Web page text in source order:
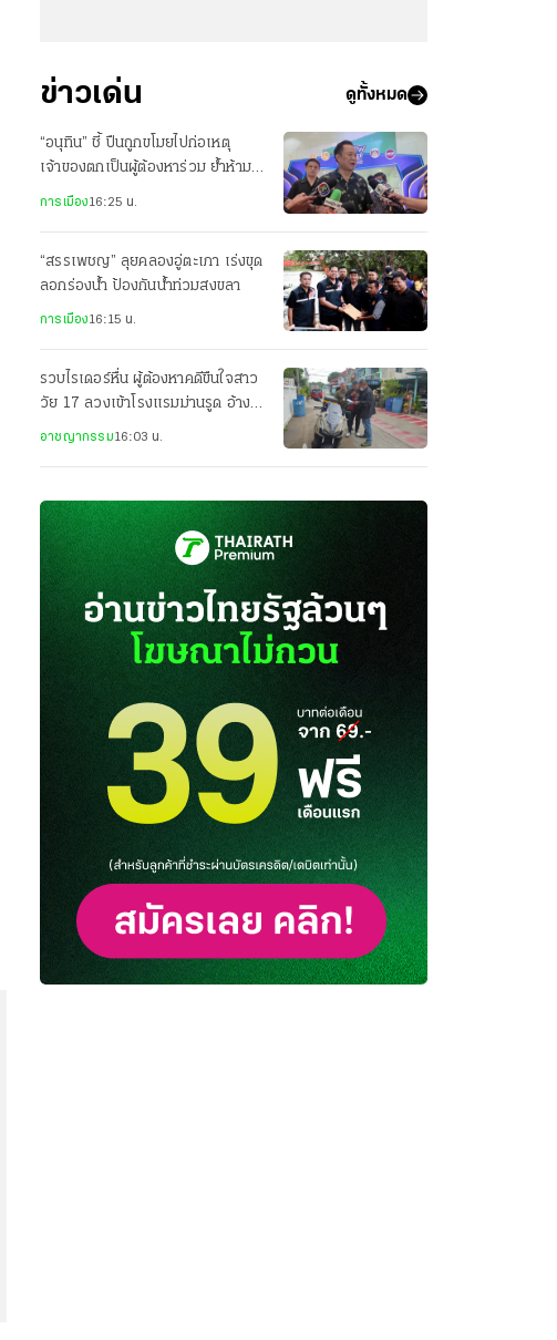
ข่าวเด่น ดูทั้งหมด
“อนุทิน” ชี้ ปืนถูกขโมยไปก่อเหตุ
เจ้าของตกเป็นผู้ต้องหาร่วม ย้ำห้าม
พกปืนออกนอกเคหสถาน
การเมือง16:25 น.
“สรรเพชญ” ลุยคลองอู่ตะเภา เร่งขุด
ลอกร่องน้ำ ป้องกันน้ำท่วมสงขลา
การเมือง16:15 น.
รวบไรเดอร์หื่น ผู้ต้องหาคดีขืนใจสาว
วัย 17 ลวงเข้าโรงแรมม่านรูด อ้าง
อาชญากรรม16:03 น.